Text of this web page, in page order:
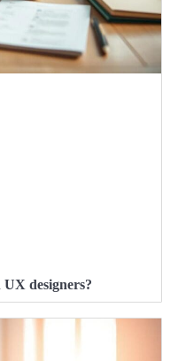
designers?